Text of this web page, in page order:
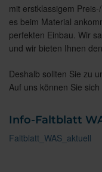
mit erstklassigem
es beim Material
perfekten Einbau. Wir
und wir bieten Ihnen
Deshalb sollten Sie zu
Auf uns können Sie sich
Info-Faltblatt
Faltblatt_WAS_aktuell